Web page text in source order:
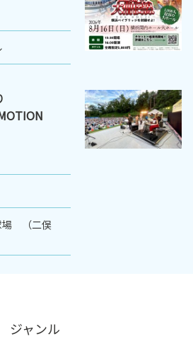
場 （二俣
ジャンル